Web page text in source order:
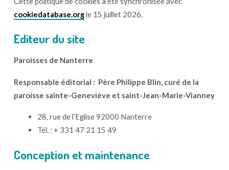
cookiedatabase.orgle 15 juillet 2026.
Editeur du site
Paroisses de Nanterre
Responsable éditorial : Père Philippe Blin, curé de la
paroisse sainte-Geneviève et saint-Jean-Marie-Vianney
28, rue de l’Eglise 92000 Nanterre
Tél. : + 331 47 21 15 49
Conception et maintenance